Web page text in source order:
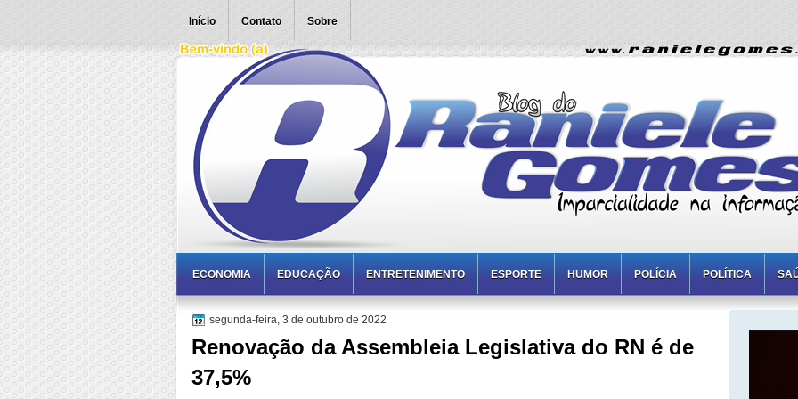
Início Contato Sobre
ECONOMIA EDUCAÇÃO ENTRETENIMENTO ESPORTE HUMOR POLÍCIA POLÍTICA
segunda-feira, 3 de outubro de 2022
Renovação da Assembleia Legislativa do RN é de
37,5%